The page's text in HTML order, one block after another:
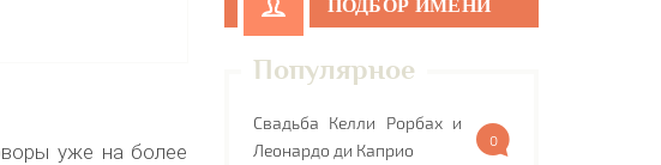
уже на более
ПОДБОР ИМЕНИ
Популярное
Свадьба Келли Рорбах и
Леонардо ди Каприо
0